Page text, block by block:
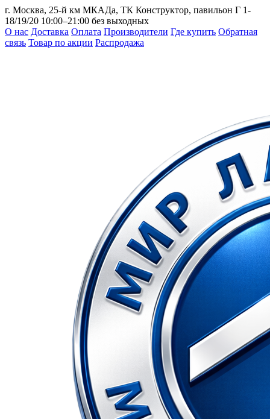
г. Москва, 25-й км МКАДа, ТК Конструктор, павильон Г 1-
18/19/20 10:00–21:00 без выходных
О нас Доставка Оплата Производители Где купить Обратная
связь Товар по акции Распродажа